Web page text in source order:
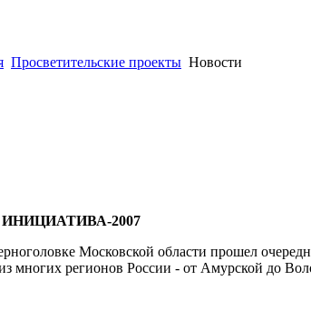
Просветительские проекты Новости
2007
Московской области прошел
многих регионов России - от Амурской до